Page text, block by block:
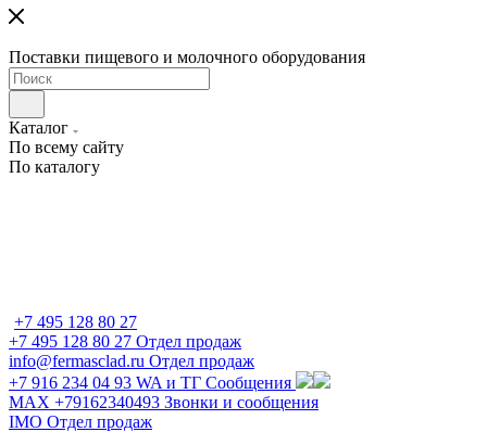
Поставки пищевого и молочного оборудования
Каталог
По всему сайту
По каталогу
+7 495 128 80 27
+7 495 128 80 27 Отдел продаж
info@fermasclad.ru Отдел продаж
+7 916 234 04 93 WA и ТГ Сообщения
MAX +79162340493 Звонки и сообщения
IMO Отдел продаж